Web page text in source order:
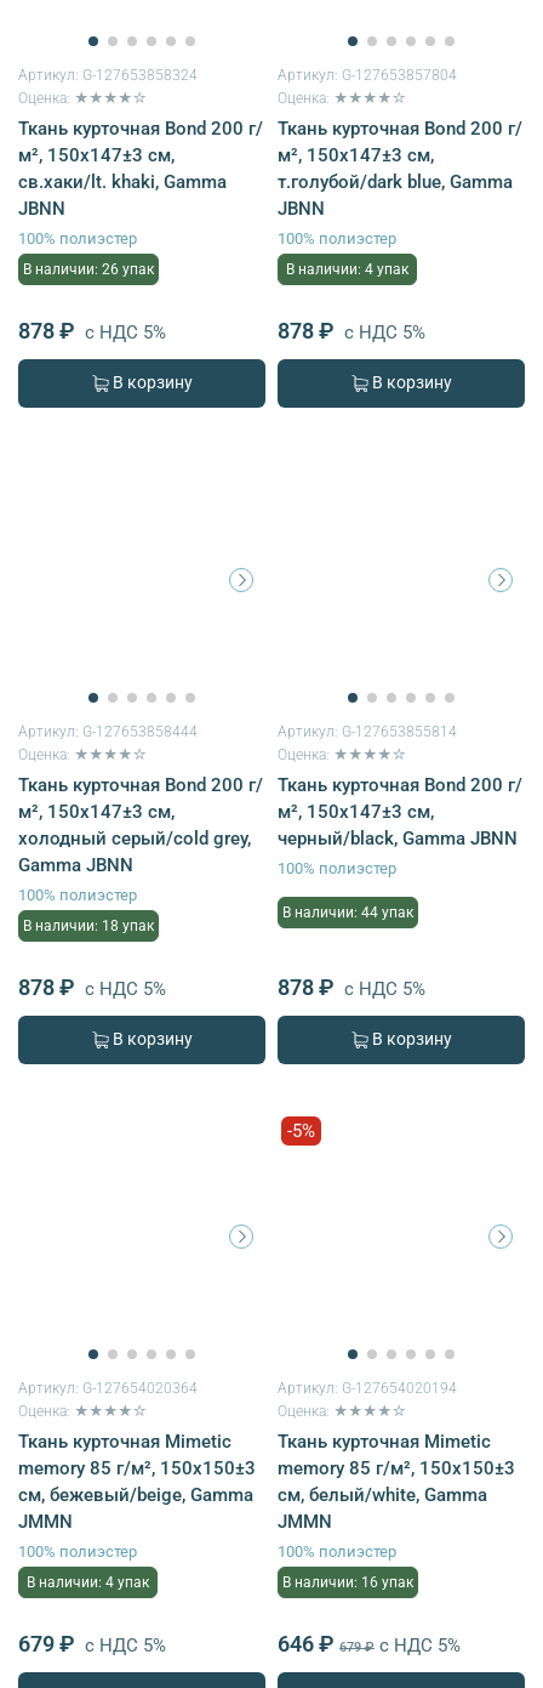
Артикул: G-127653858324
Оценка: ★★★★☆
Ткань курточная Bond 200 г/
м², 150х147±3 см,
св.хаки/lt. khaki, Gamma
JBNN
100% полиэстер
В наличии: 26 упак
878 ₽ с НДС 5%
В корзину
Артикул: G-127653857804
Оценка: ★★★★☆
Ткань курточная Bond 200 г/
м², 150х147±3 см,
т.голубой/dark blue, Gamma
JBNN
100% полиэстер
В наличии: 4 упак
878 ₽ с НДС 5%
В корзину
Артикул: G-127653858444
Оценка: ★★★★☆
Ткань курточная Bond 200 г/
м², 150х147±3 см,
холодный серый/cold grey,
Gamma JBNN
100% полиэстер
В наличии: 18 упак
878 ₽ с НДС 5%
В корзину
Артикул: G-127653855814
Оценка: ★★★★☆
Ткань курточная Bond 200 г/
м², 150х147±3 см,
черный/black, Gamma JBNN
100% полиэстер
В наличии: 44 упак
878 ₽ с НДС 5%
В корзину
Артикул: G-127654020364
Оценка: ★★★★☆
Ткань курточная Mimetic
memory 85 г/м², 150х150±3
см, бежевый/beige, Gamma
JMMN
100% полиэстер
В наличии: 4 упак
679 ₽ с НДС 5%
-5%
Артикул: G-127654020194
Оценка: ★★★★☆
Ткань курточная Mimetic
memory 85 г/м², 150х150±3
см, белый/white, Gamma
JMMN
100% полиэстер
В наличии: 16 упак
646 ₽ 679 ₽ с НДС 5%